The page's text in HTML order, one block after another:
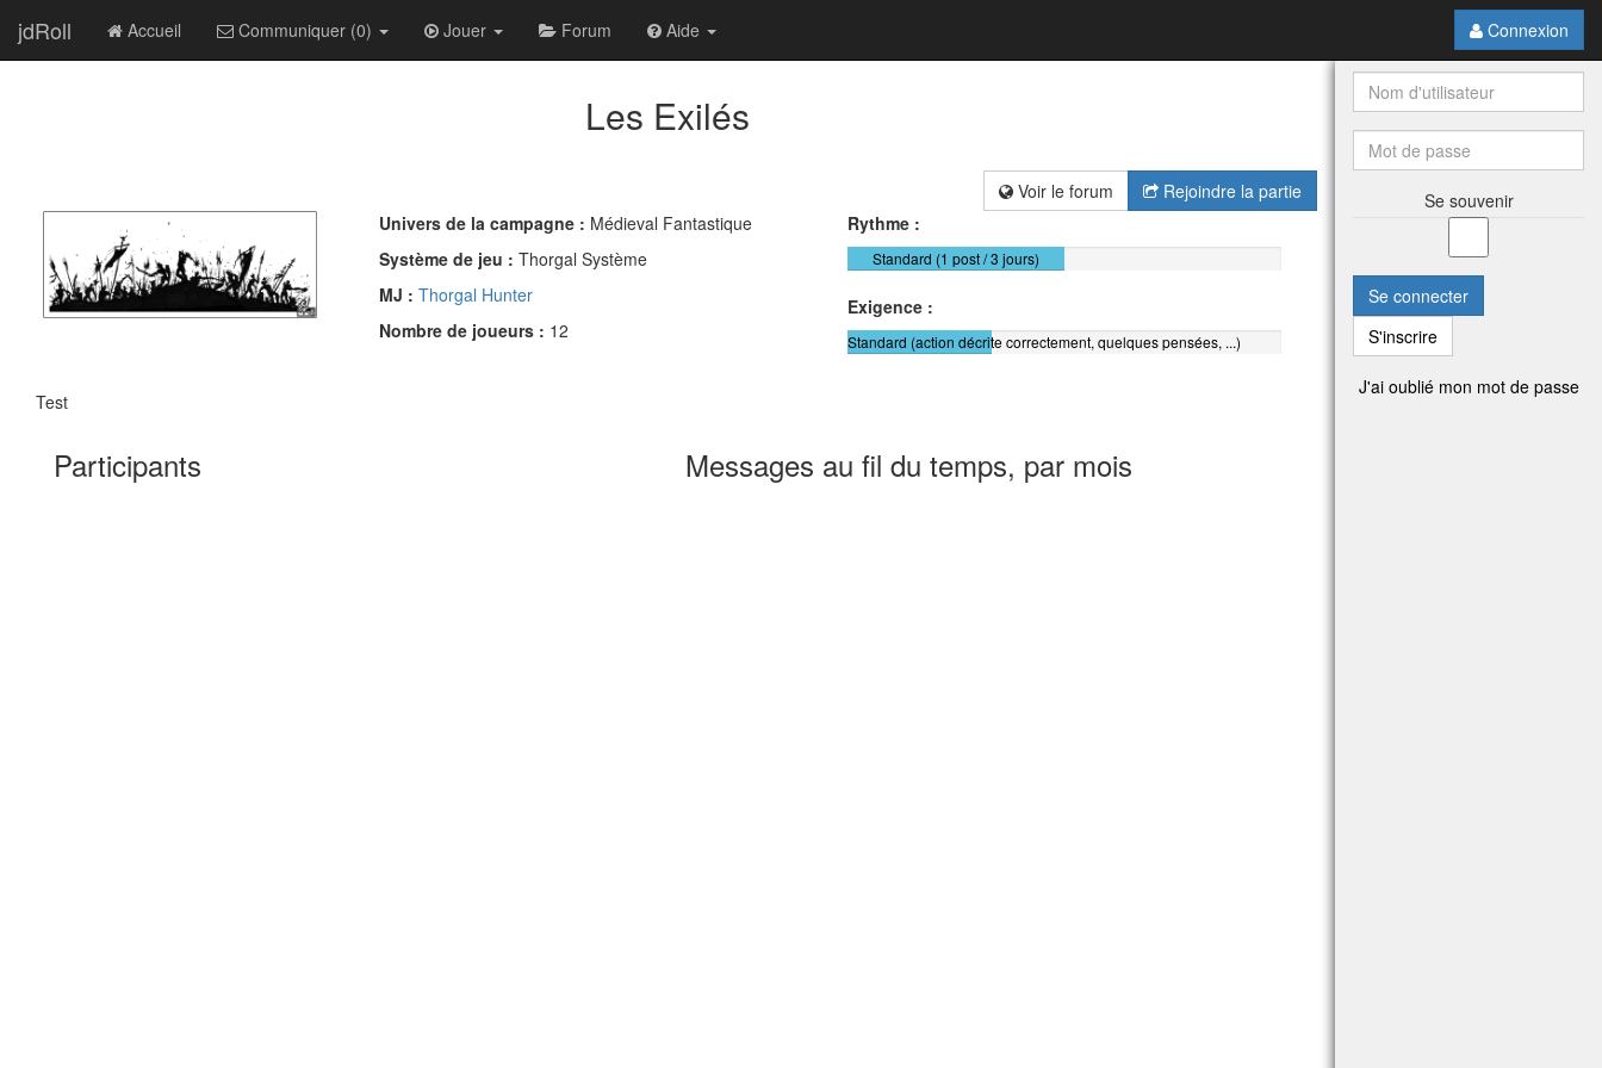
jdRoll Accueil Communiquer (0) Jouer Forum Aide Connexion
Les Exilés
Voir le forum
Rejoindre la partie
Univers de la campagne : Médieval Fantastique
Système de jeu : Thorgal Système
MJ : Thorgal Hunter
Nombre de joueurs : 12
Rythme :
Standard (1 post / 3 jours)
Exigence :
Standard (action décrite correctement, quelques pensées, ...)
Test
Participants Messages au fil du temps, par mois
Se souvenir
Se connecter
S'inscrire
J'ai oublié mon mot de passe